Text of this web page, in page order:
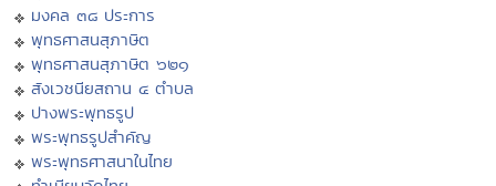
มงคล ๓๘ ประการ
พุทธศาสนสุภาษิต
พุทธศาสนสุภาษิต ๖๒๑
สังเวชนียสถาน ๔ ตำบล
ปางพระพุทธรูป
พระพุทธรูปสำคัญ
พระพุทธศาสนาในไทย